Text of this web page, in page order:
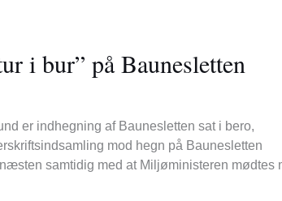
i bur” på Baunesletten
er indhegning af Baunesletten sat i bero,
mod hegn på Baunesletten
samtidig med at Miljøministeren mødtes